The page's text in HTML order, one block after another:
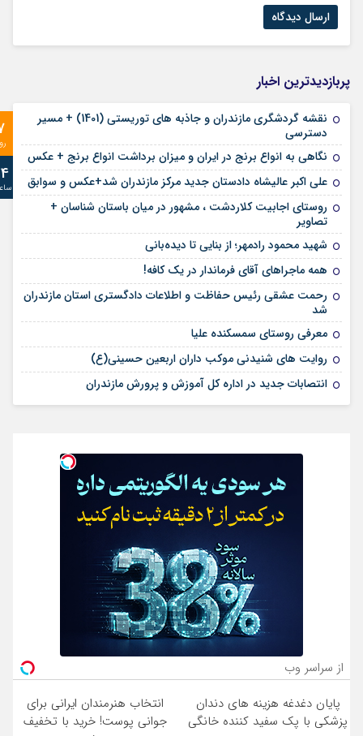
پربازدیدترین اخبار
نقشه گردشگری مازندران و جاذبه های توریستی (1401) + مسیر
دسترسی
نگاهی به انواع برنج در ایران و میزان برداشت انواع برنج + عکس
علی‌ اکبر عالیشاه دادستان جدید مرکز مازندران شد+عکس و سوابق
روستای اجابیت کلاردشت ، مشهور در میان باستان شناسان +
تصاویر
شهید محمود رادمهر؛ از بنایی تا دیده‌بانی
همه ماجراهای آقای فرماندار در یک کافه!
رحمت عشقی رئیس حفاظت و اطلاعات دادگستری استان مازندران
شد
معرفی روستای سمسکنده علیا
روایت های شنیدنی موکب داران اربعین حسینی(ع)
انتصابات جدید در اداره کل آموزش و پرورش مازندران
از سراسر وب
پایان دغدغه هزینه های دندان
پزشکی با پک سفید کننده خانگی
انتخاب هنرمندان ایرانی برای
جوانی پوست! خرید با تخفیف